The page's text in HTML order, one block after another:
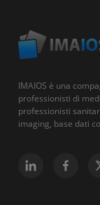
IMAIOS è una
professionisti di
professionisti
imaging, base dati